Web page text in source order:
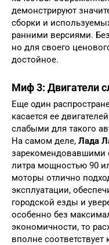
демонстрируют
сборки и
ранними версиями.
но для своего
достойное.
Миф 3: Двигатели
Еще один
касается ее
слабыми для такого
На самом деле, Лада
зарекомендовавшими
литра мощностью 90
моторы отлично
эксплуатации,
городской езды и
особенно без
экономичности, то
вполне